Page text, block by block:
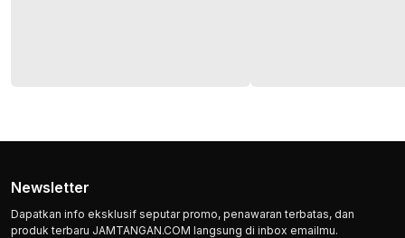
Newsletter
Dapatkan info eksklusif seputar promo, penawaran terbatas, dan
produk terbaru JAMTANGAN.COM langsung di inbox emailmu.